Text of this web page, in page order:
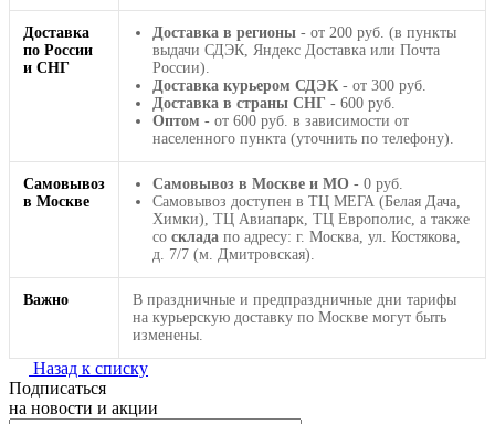
Доставка
по России
и СНГ
Доставка в регионы - от 200 руб. (в пункты
выдачи СДЭК, Яндекс Доставка или Почта
России).
Доставка курьером СДЭК - от 300 руб.
Доставка в страны СНГ - 600 руб.
Оптом - от 600 руб. в зависимости от
населенного пункта (уточнить по телефону).
Самовывоз
в Москве
Самовывоз в Москве и МО - 0 руб.
Самовывоз доступен в ТЦ МЕГА (Белая Дача,
Химки), ТЦ Авиапарк, ТЦ Европолис, а также
со склада по адресу: г. Москва, ул. Костякова,
д. 7/7 (м. Дмитровская).
Важно
В праздничные и предпраздничные дни тарифы
на курьерскую доставку по Москве могут быть
изменены.
Назад к списку
Подписаться
на новости и акции